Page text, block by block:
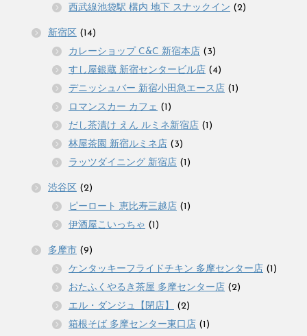
西武線池袋駅 構内 地下 スナックイン (2)
新宿区 (14)
カレーショップ C&C 新宿本店 (3)
すし屋銀蔵 新宿センタービル店 (4)
デニッシュバー 新宿小田急エース店 (1)
ロマンスカー カフェ (1)
だし茶漬け えん ルミネ新宿店 (1)
林屋茶園 新宿ルミネ店 (3)
ラッツダイニング 新宿店 (1)
渋谷区 (2)
ピーロート 恵比寿三越店 (1)
伊酒屋こいっちゃ (1)
多摩市 (9)
ケンタッキーフライドチキン 多摩センター店 (1)
おたふくやるき茶屋 多摩センター店 (2)
エル・ダンジュ【閉店】
(2)
箱根そば 多摩センター東口店 (1)